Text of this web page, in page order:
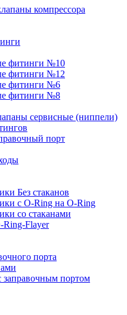
компрессора
фитинги №10
фитинги №12
фитинги №6
фитинги №8
сервисные (ниппели)
порт
Без стаканов
с O-Ring на O-Ring
со стаканами
Ring-Flayer
порта
заправочным портом